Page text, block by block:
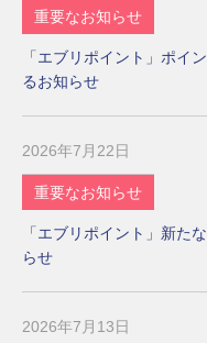
重要なお知らせ
「エブリポイント」ポイ
るお知らせ
2026年7月22日
重要なお知らせ
「エブリポイント」新た
らせ
2026年7月13日